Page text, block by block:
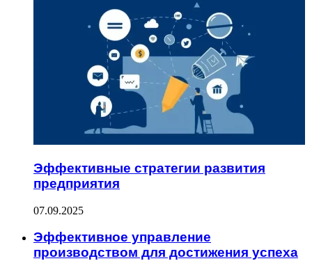
Эффективные стратегии развития
предприятия
07.09.2025
Эффективное управление
производством для достижения успеха